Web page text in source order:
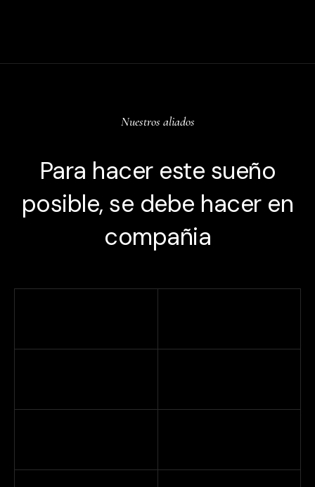
Nuestros aliados
Para hacer este sueño
posible, se debe hacer en
compañia